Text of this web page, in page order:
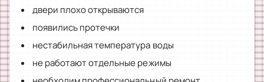
двери плохо открываются
появились протечки
нестабильная температура воды
не работают отдельные режимы